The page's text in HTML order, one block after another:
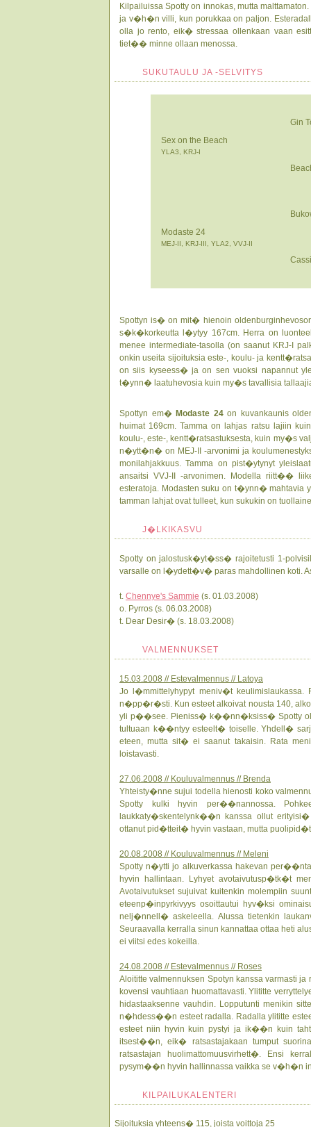
Kilpailuissa Spotty on innokas, mutta
ja v�h�n villi, kun porukkaa on paljon.
olla jo rento, eik� stressaa ollenkaan vaan
tiet�� minne ollaan menossa.
SUKUTAULU JA -SELVITYS
Sex on the Beach
YLA3, KRJ-I
Gin
Modaste 24
MEJ-II, KRJ-III, YLA2, VVJ-II
Spottyn is� on mit� hienoin
s�k�korkeutta l�ytyy 167cm. Herra on
menee intermediate-tasolla (on saanut KRJ-I
onkin useita sijoituksia este-, koulu- ja
on siis kyseess� ja on sen vuoksi napannut
t�ynn� laatuhevosia kuin my�s tavallisia
Spottyn em� Modaste 24on kuvankaunis
huimat 169cm. Tamma on lahjas ratsu lajiin
koulu-, este-, kentt�ratsastuksesta, kuin my�s
n�ytt�n� on MEJ-II -arvonimi ja
monilahjakkuus. Tamma on pist�ytynyt
ansaitsi VVJ-II -arvonimen. Modella riitt��
esteratoja. Modasten suku on t�ynn� mahtavia
tamman lahjat ovat tulleet, kun sukukin on
J�LKIKASVU
Spotty on jalostusk�yt�ss� rajoitetusti 1-
varsalle on l�ydett�v� paras mahdollinen
t. Chennye's Sammie (s. 01.03.2008)
o. Pyrros (s. 06.03.2008)
t. Dear Desir� (s. 18.03.2008)
VALMENNUKSET
15.03.2008 // Estevalmennus // Latoya
Jo l�mmittelyhypyt meniv�t
n�pp�r�sti. Kun esteet alkoivat nousta 140,
yli p��see. Pieniss� k��nn�ksiss� Spotty
tultuaan k��ntyy esteelt� toiselle. Yhdell�
eteen, mutta sit� ei saanut takaisin. Rata
loistavasti.
27.06.2008 // Kouluvalmennus // Brenda
Yhteisty�nne sujui todella hienosti koko
Spotty kulki hyvin per��nannossa.
laukkaty�skentelynk��n kanssa ollut
ottanut pid�tteit� hyvin vastaan, mutta
20.08.2008 // Kouluvalmennus // Meleni
Spotty n�ytti jo alkuverkassa hakevan
hyvin hallintaan. Lyhyet avotaivutusp�tk�t
Avotaivutukset sujuivat kuitenkin molempiin
eteenp�inpyrkivyys osoittautui hyv�ksi
nelj�nnell� askeleella. Alussa tietenkin
Seuraavalla kerralla sinun kannattaa ottaa heti
ei viitsi edes kokeilla.
24.08.2008 // Estevalmennus // Roses
Aloititte valmennuksen Spotyn kanssa varmasti
kovensi vauhtiaan huomattavasti. Ylititte
hidastaaksenne vauhdin. Lopputunti menikin
n�hdess��n esteet radalla. Radalla ylititte
esteet niin hyvin kuin pystyi ja ik��n kuin
itsest��n, eik� ratsastajakaan tumput
ratsastajan huolimattomuusvirhett�. Ensi
pysym��n hyvin hallinnassa vaikka se v�h�n
KILPAILUKALENTERI
Sijoituksia yhteens� 115, joista voittoja 25